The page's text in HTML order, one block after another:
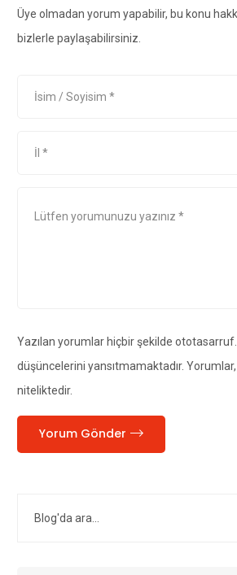
Üye olmadan yorum yapabilir, bu konu
bizlerle paylaşabilirsiniz.
Yazılan yorumlar hiçbir şekilde
düşüncelerini yansıtmamaktadır. Yorumlar,
niteliktedir.
Yorum Gönder